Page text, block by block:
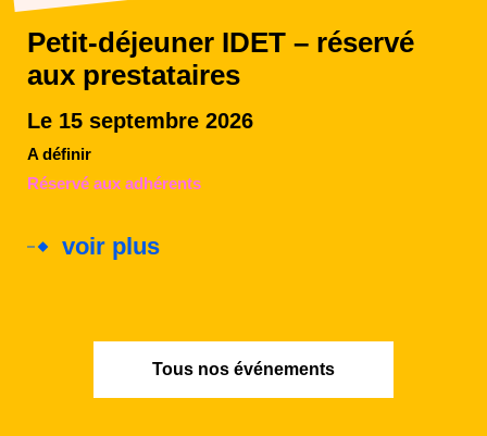
Petit-déjeuner IDET – réservé
aux prestataires
Le 15 septembre 2026
A définir
Réservé aux adhérents
voir plus
Tous nos événements